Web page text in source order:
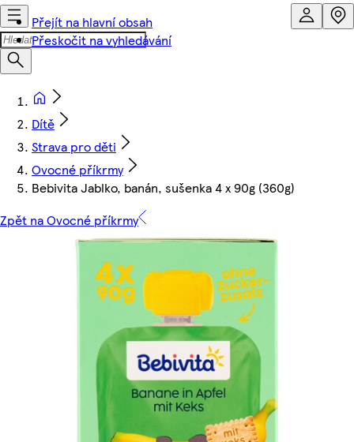
Přejít na hlavní obsah
Přeskočit na vyhledávání
Dítě
Strava pro děti
Ovocné příkrmy
Bebivita Jablko, banán, sušenka 4 x 90g (360g)
Zpět na Ovocné příkrmy